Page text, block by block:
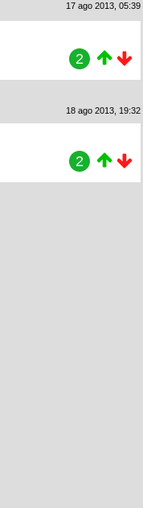
17 ago 2013, 05:39
2
18 ago 2013, 19:32
2